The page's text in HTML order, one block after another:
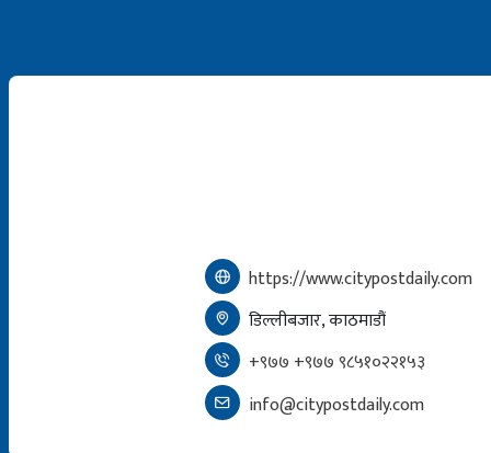
https://www.citypostdaily.com
डिल्लीबजार, काठमाडौं
+९७७ +९७७ ९८५१०२२१५३
info@citypostdaily.com